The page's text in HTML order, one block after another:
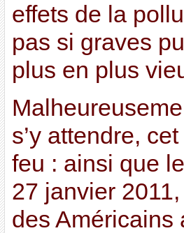
effets de la
pas si graves
plus en plus
s’y attendre,
feu : ainsi que
27 janvier
des Américains